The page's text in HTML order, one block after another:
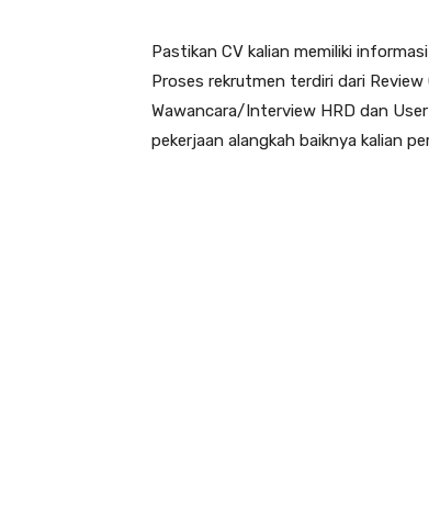
Pastikan CV kalian memiliki
Proses rekrutmen terdiri dari
Wawancara/Interview HRD dan
pekerjaan alangkah baiknya kalian